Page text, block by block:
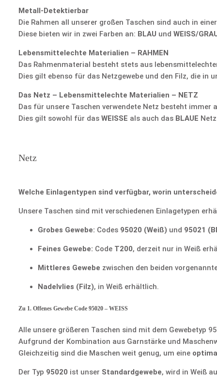
Metall-Detektierbar
Die Rahmen all unserer großen Taschen sind auch in
Diese bieten wir in zwei Farben an: BLAU und WEISS/
Lebensmittelechte Materialien – RAHMEN
Das Rahmenmaterial besteht stets aus
Dies gilt ebenso für das Netzgewebe und den Filz, die in
Das Netz – Lebensmittelechte Materialien – NETZ
Das für unsere Taschen verwendete Netz besteht
Dies gilt sowohl für das WEISSE als auch das BLAUE
Netz
Welche Einlagentypen sind verfügbar, worin
Unsere Taschen sind mit verschiedenen Einlagetypen
Grobes Gewebe: Codes 95020 (Weiß) und 95021
Feines Gewebe: Code T200, derzeit nur in Weiß
Mittleres Gewebe zwischen den beiden
Nadelvlies (Filz), in Weiß erhältlich.
Zu 1. Offenes Gewebe Code 95020 – WEISS
Alle unsere größeren Taschen sind mit dem Gewebetyp
Aufgrund der Kombination aus Garnstärke und
Gleichzeitig sind die Maschen weit genug, um eine
Der Typ 95020 ist unser Standardgewebe, wird in Weiß